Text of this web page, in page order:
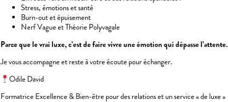
Stress, émotions et santé
Burn-out et épuisement
Nerf Vague et Théorie Polyvagale
Parce que le vrai luxe, c’est de faire vivre une émotion qui dépasse l’attente.
Je vous accompagne et reste à votre écoute pour échanger.
Odile David
Formatrice Excellence & Bien-être pour des relations et un service « de luxe »